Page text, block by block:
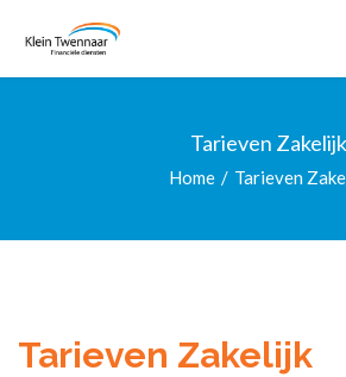
Tarieven Zakelijk
Home Tarieven
Tarieven Zakelijk